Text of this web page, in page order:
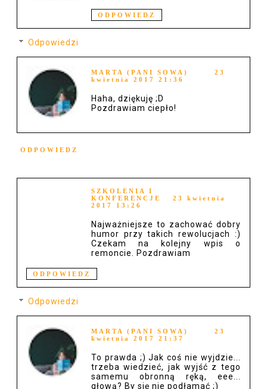
ODPOWIEDZ
Odpowiedzi
MARTA (PANI SOWA)
23
kwietnia 2017 21:36
Haha, dziękuję ;D
Pozdrawiam ciepło!
ODPOWIEDZ
SZKOLENIA I
KONFERENCJE
23 kwietnia
2017 13:26
Najważniejsze to zachować dobry
humor przy takich rewolucjach :)
Czekam na kolejny wpis o
remoncie. Pozdrawiam
ODPOWIEDZ
Odpowiedzi
MARTA (PANI SOWA)
23
kwietnia 2017 21:37
To prawda ;) Jak coś nie wyjdzie...
trzeba wiedzieć, jak wyjść z tego
samemu obronną ręką, eee...
głową? By się nie podłamać ;)